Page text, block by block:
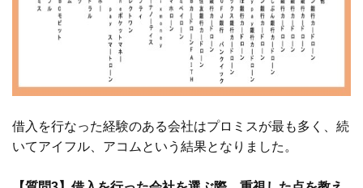
借入を行なった経験のある会社はプロミスが最も多く、続
いてアイフル、アコムという結果となりました。